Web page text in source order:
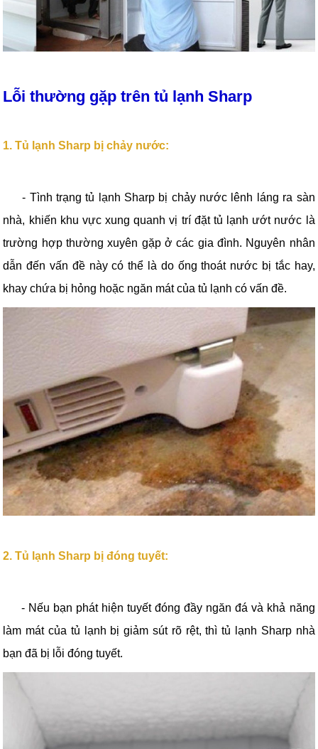
Lỗi thường gặp trên tủ lạnh Sharp
1. Tủ lạnh Sharp bị chảy nước:
- Tình trạng tủ lạnh Sharp bị chảy nước lênh láng ra sàn
nhà, khiến khu vực xung quanh vị trí đặt tủ lạnh ướt nước là
trường hợp thường xuyên gặp ở các gia đình. Nguyên nhân
dẫn đến vấn đề này có thể là do ống thoát nước bị tắc hay,
khay chứa bị hỏng hoặc ngăn mát của tủ lạnh có vấn đề.
2. Tủ lạnh Sharp bị đóng tuyết:
- Nếu bạn phát hiện tuyết đóng đầy ngăn đá và khả năng
làm mát của tủ lạnh bị giảm sút rõ rệt, thì tủ lạnh Sharp nhà
bạn đã bị lỗi đóng tuyết.